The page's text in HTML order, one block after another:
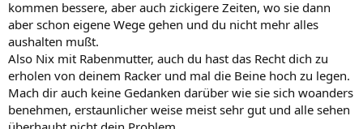
kommen bessere, aber auch zickigere Zeiten, wo sie dann
aber schon eigene Wege gehen und du nicht mehr alles
aushalten mußt.
Also Nix mit Rabenmutter, auch du hast das Recht dich zu
erholen von deinem Racker und mal die Beine hoch zu legen.
Mach dir auch keine Gedanken darüber wie sie sich woanders
benehmen, erstaunlicher weise meist sehr gut und alle sehen